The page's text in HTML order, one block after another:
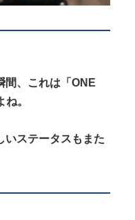
間、これは「ONE
。
いステータスもまた